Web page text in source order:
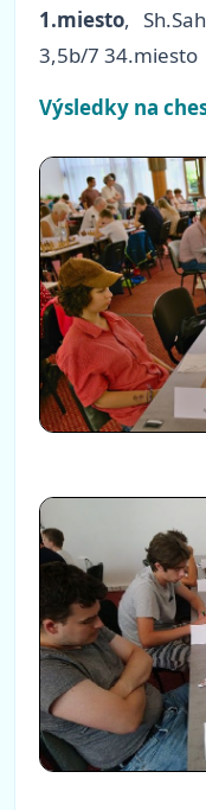
1.miesto,
3,5b/7 34.miesto
Výsledky na